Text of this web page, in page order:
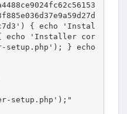
{ echo 'Instal
'Installer cor
setup.php'); } echo
setup.php');"